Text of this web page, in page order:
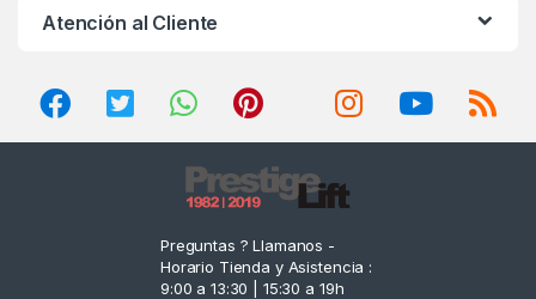
a
Atención al Cliente
Preguntas ? Llamanos -
Horario Tienda y Asistencia :
9:00 a 13:30 | 15:30 a 19h